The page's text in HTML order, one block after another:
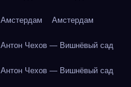
Амстердам Амстердам
Антон Чехов — Вишнёвый сад
Антон Чехов — Вишнёвый сад